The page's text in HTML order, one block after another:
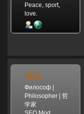
Peace, sport,
love.
MSL
Философ |
Philosopher | 哲
学家